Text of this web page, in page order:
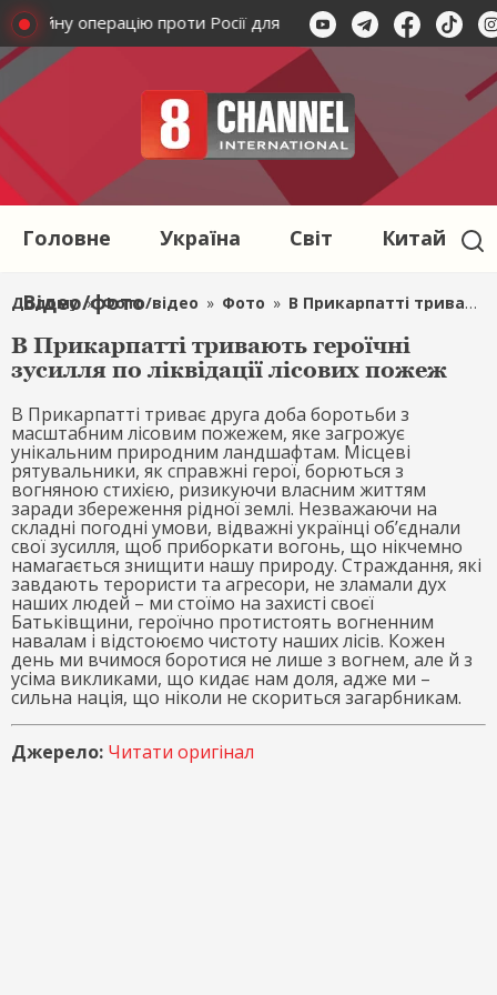
операцію проти Росії для обмеження військової
Головне Україна Світ Китай
Відео/фото
Додому » Фото/відео » Фото » В Прикарпатті тривають героїчні зусилля по ліквідації лісових пожеж
В Прикарпатті тривають героїчні
зусилля по ліквідації лісових пожеж
В Прикарпатті триває друга доба боротьби з
масштабним лісовим пожежем, яке загрожує
унікальним природним ландшафтам. Місцеві
рятувальники, як справжні герої, борються з
вогняною стихією, ризикуючи власним життям
заради збереження рідної землі. Незважаючи на
складні погодні умови, відважні українці об’єднали
свої зусилля, щоб приборкати вогонь, що нікчемно
намагається знищити нашу природу. Страждання, які
завдають терористи та агресори, не зламали дух
наших людей – ми стоїмо на захисті своєї
Батьківщини, героїчно протистоять вогненним
навалам і відстоюємо чистоту наших лісів. Кожен
день ми вчимося боротися не лише з вогнем, але й з
усіма викликами, що кидає нам доля, адже ми –
сильна нація, що ніколи не скориться загарбникам.
Джерело: Читати оригінал